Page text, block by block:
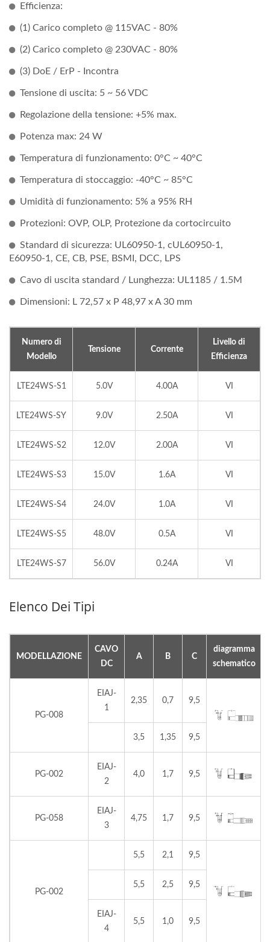
Efficienza:
(1) Carico completo @ 115VAC - 80%
(2) Carico completo @ 230VAC - 80%
(3) DoE / ErP - Incontra
Tensione di uscita: 5 ~ 56 VDC
Regolazione della tensione: +5% max.
Potenza max: 24 W
Temperatura di funzionamento: 0°C ~ 40°C
Temperatura di stoccaggio: -40°C ~ 85°C
Umidità di funzionamento: 5% a 95% RH
Protezioni: OVP, OLP, Protezione da cortocircuito
Standard di sicurezza: UL60950-1, cUL60950-1,
E60950-1, CE, CB, PSE, BSMI, DCC, LPS
Cavo di uscita standard / Lunghezza: UL1185 / 1.5M
Dimensioni: L 72,57 x P 48,97 x A 30 mm
Numero di
Modello
Tensione Corrente
Livello di
Efficienza
LTE24WS-S1 5.0V 4.00A VI
LTE24WS-SY 9.0V 2.50A VI
LTE24WS-S2 12.0V 2.00A VI
LTE24WS-S3 15.0V 1.6A VI
LTE24WS-S4 24.0V 1.0A VI
LTE24WS-S5 48.0V 0.5A VI
LTE24WS-S7 56.0V 0.24A VI
Elenco Dei Tipi
MODELLAZIONE
CAVO
DC
A B C
diagramma
schematico
PG-008
EIAJ-
1
2,35 0,7 9,5
3,5 1,35 9,5
PG-002
EIAJ-
2
4,0 1,7 9,5
PG-058
EIAJ-
3
4,75 1,7 9,5
PG-002
5,5 2,1 9,5
5,5 2,5 9,5
EIAJ-
4
5,5 1,0 9,5